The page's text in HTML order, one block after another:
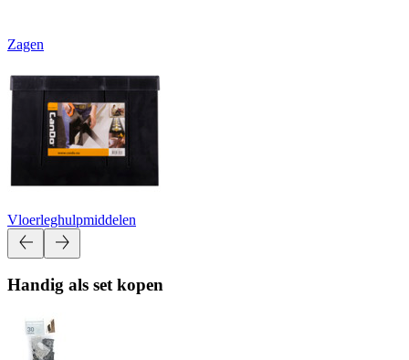
Zagen
Vloerleghulpmiddelen
Handig als set kopen